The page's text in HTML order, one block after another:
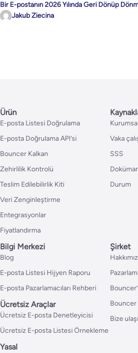
Bir E-postanın 2026 Yılında Geri Dönüp
Jakub Ziecina
Ürün
E-posta Listesi Doğrulama
E-posta Doğrulama API’si
Bouncer Kalkan
Zehirlilik Kontrolü
Teslim Edilebilirlik Kiti
Veri Zenginleştirme
Entegrasyonlar
Fiyatlandırma
Vaka
SSS
Durum
Bilgi Merkezi
Blog
E-posta Listesi Hijyen Raporu
E-posta Pazarlamacıları Rehberi
Ücretsiz Araçlar
Ücretsiz E-posta Denetleyicisi
Ücretsiz E-posta Listesi Örnekleme
Şirket
Bouncer
Bize
Yasal